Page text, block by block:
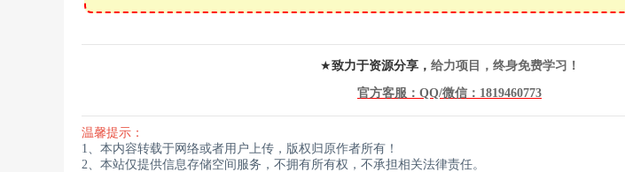
★致力于资源分享， 给力项目，终身免费学习！
官方客服：QQ/微信： 1819460773
温馨提示：
1、本内容转载于网络或者用户上传，版权归原作者所有！
2、本站仅提供信息存储空间服务，不拥有所有权，不承担相关法律责任。